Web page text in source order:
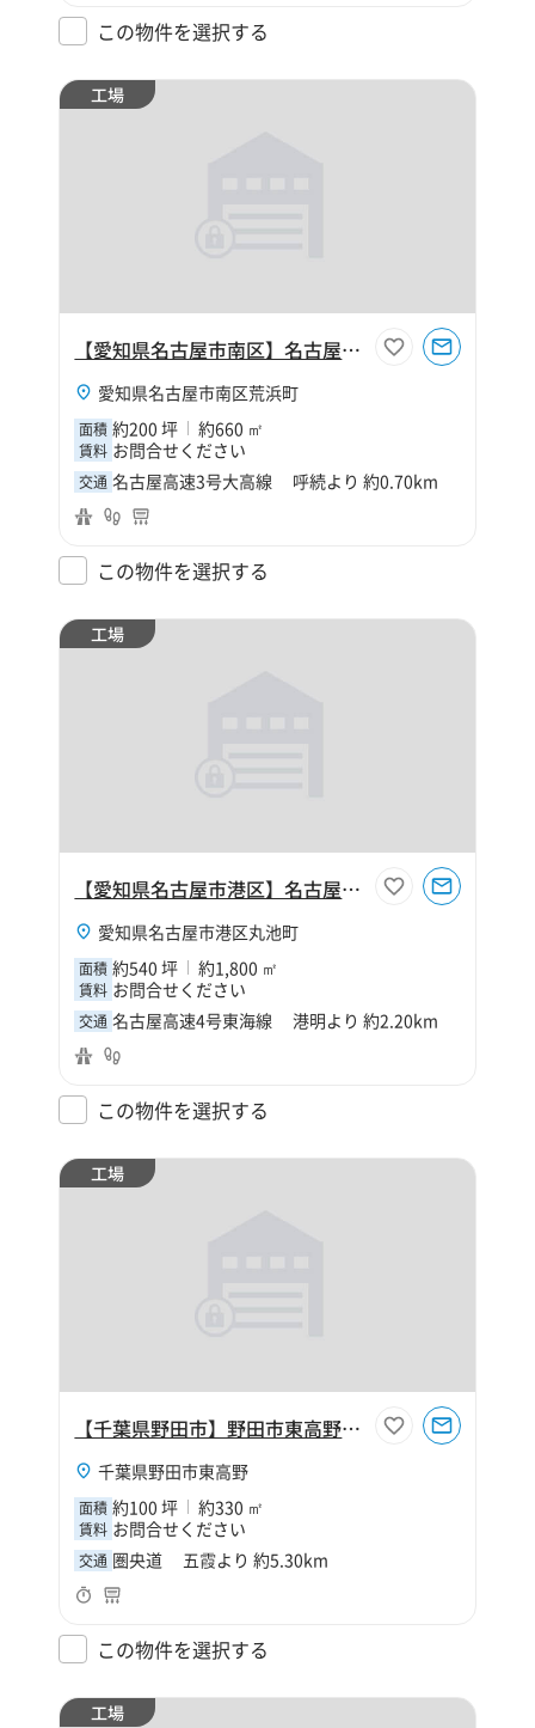
この物件を選択する
工場
【愛知県名古屋市南区】名古屋市南区荒浜町1丁目200坪工場
愛知県名古屋市南区荒浜町
面積 約200 坪 約660 ㎡
賃料 お問合せください
交通 名古屋高速3号大高線 呼続より 約0.70km
この物件を選択する
工場
【愛知県名古屋市港区】名古屋市港区丸池町2丁目540坪工場
愛知県名古屋市港区丸池町
面積 約540 坪 約1,800 ㎡
賃料 お問合せください
交通 名古屋高速4号東海線 港明より 約2.20km
この物件を選択する
工場
【千葉県野田市】野田市東高野100坪工場
千葉県野田市東高野
面積 約100 坪 約330 ㎡
賃料 お問合せください
交通 圏央道 五霞より 約5.30km
この物件を選択する
工場